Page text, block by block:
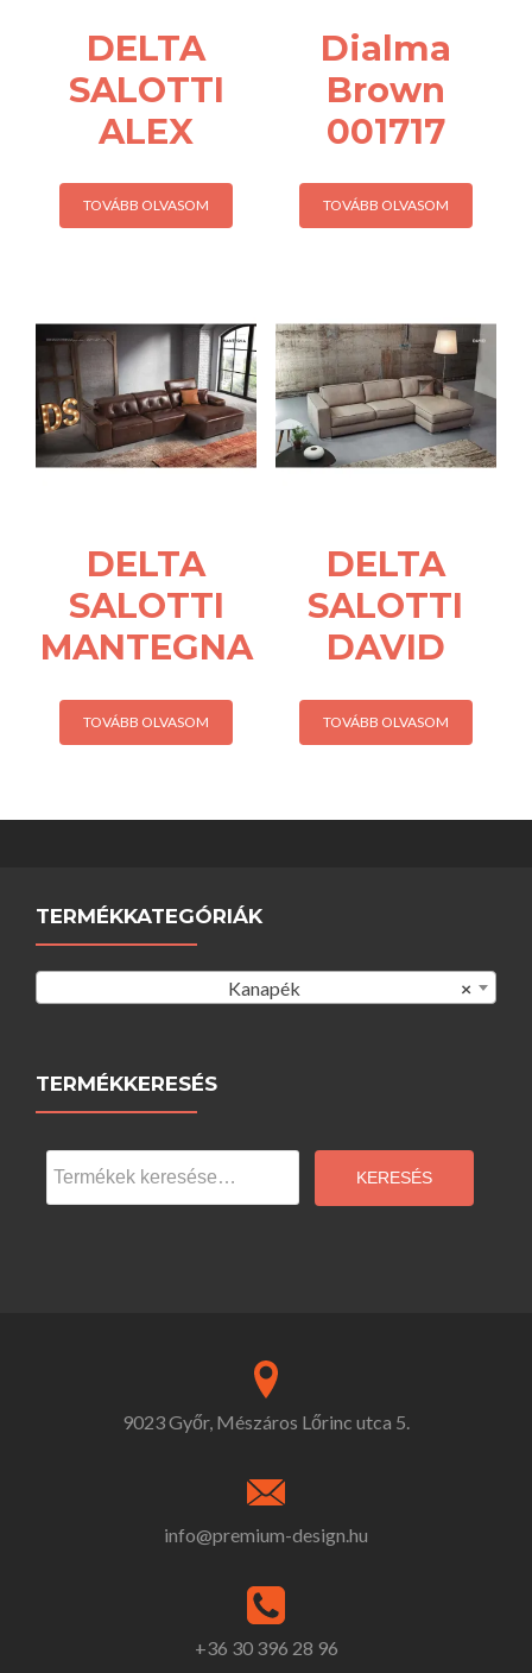
DELTA
SALOTTI
ALEX
TOVÁBB OLVASOM
Dialma
Brown
001717
TOVÁBB OLVASOM
DELTA
SALOTTI
MANTEGNA
TOVÁBB OLVASOM
DELTA
SALOTTI
DAVID
TOVÁBB OLVASOM
TERMÉKKATEGÓRIÁK
×
Kanapék
TERMÉKKERESÉS
Keresés
a
KERESÉS
9023 Győr, Mészáros Lőrinc utca 5.
info@premium-design.hu
+36 30 396 28 96